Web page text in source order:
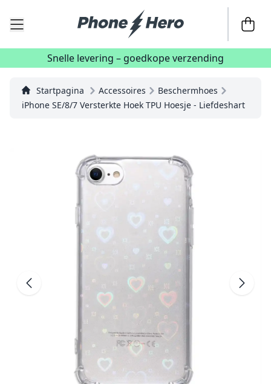
Naar de
Snelle levering – goedkope verzending
Startpagina Accessoires
Beschermhoes
iPhone SE/8/7 Versterkte Hoek TPU Hoesje - Liefdeshart
Ga naar